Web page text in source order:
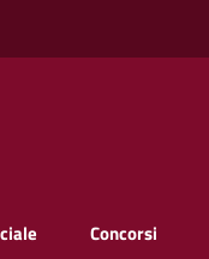
Concorsi